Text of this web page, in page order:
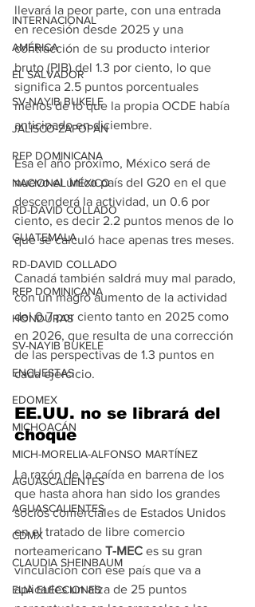
INTERNACIONAL
AMÉRICA
EL SALVADOR
SV-NAYIB BUKELE
JALISCO-ZAPOPAN
REP DOMINICANA
NACIONAL MÉXICO
RD-DAVID COLLADO
GUATEMALA
RD-DAVID COLLADO
REP DOMINICANA
HONDURAS
SV-NAYIB BUKELE
ENCUESTAS
EDOMEX
MICHOACÁN
MICH-MORELIA-ALFONSO MARTÍNEZ
AGUASCALIENTES
AGUASCALIENTES
CDMX
CLAUDIA SHEINBAUM
EUA ELECCIONES
llevará la peor parte, con una entrada
en recesión desde 2025 y una
contracción de su producto interior
bruto (PIB) del 1.3 por ciento, lo que
significa 2.5 puntos porcentuales
menos de lo que la propia OCDE había
anticipado en diciembre.
Esa el año próximo, México será de
nuevo el único país del G20 en el que
descenderá la actividad, un 0.6 por
ciento, es decir 2.2 puntos menos de lo
que se calculó hace apenas tres meses.
Canadá también saldrá muy mal parado,
con un magro aumento de la actividad
del 0.7 por ciento tanto en 2025 como
en 2026, que resulta de una corrección
de las perspectivas de 1.3 puntos en
cada ejercicio.
EE.UU. no se librará del
choque
La razón de la caída en barrena de los
que hasta ahora han sido los grandes
socios comerciales de Estados Unidos
en el tratado de libre comercio
norteamericano T-MEC es su gran
vinculación con ese país que va a
aplicarles un alza de 25 puntos